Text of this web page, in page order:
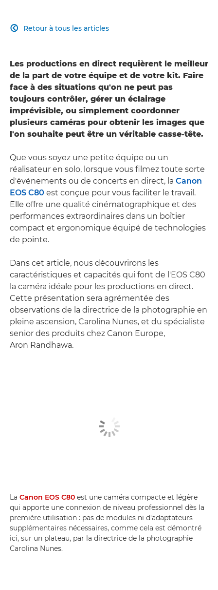
Retour à tous les articles

Les productions en direct requièrent le meilleur
de la part de votre équipe et de votre kit. Faire
face à des situations qu'on ne peut pas
toujours contrôler, gérer un éclairage
imprévisible, ou simplement coordonner
plusieurs caméras pour obtenir les images que
l'on souhaite peut être un véritable casse-tête.
Que vous soyez une petite équipe ou un
réalisateur en solo, lorsque vous filmez toute sorte
d'événements ou de concerts en direct, la Canon
EOS C80 est conçue pour vous faciliter le travail.
Elle offre une qualité cinématographique et des
performances extraordinaires dans un boîtier
compact et ergonomique équipé de technologies
de pointe.
Dans cet article, nous découvrirons les
caractéristiques et capacités qui font de l'EOS C80
la caméra idéale pour les productions en direct.
Cette présentation sera agrémentée des
observations de la directrice de la photographie en
pleine ascension, Carolina Nunes, et du spécialiste
senior des produits chez Canon Europe,
Aron Randhawa.
La Canon EOS C80 est une caméra compacte et légère
qui apporte une connexion de niveau professionnel dès la
première utilisation : pas de modules ni d'adaptateurs
supplémentaires nécessaires, comme cela est démontré
ici, sur un plateau, par la directrice de la photographie
Carolina Nunes.